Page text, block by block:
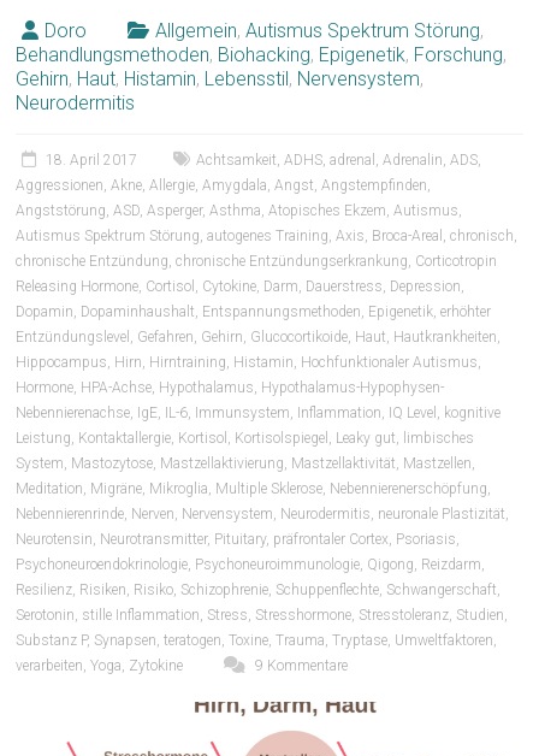
Doro Allgemein,Autismus Spektrum Störung,
Behandlungsmethoden, Biohacking, Epigenetik, Forschung,
Gehirn, Haut, Histamin, Lebensstil, Nervensystem,
Neurodermitis
18. April 2017 Achtsamkeit ,ADHS ,adrenal ,Adrenalin ,ADS
Aggressionen ,Akne ,Allergie ,Amygdala ,Angst ,Angstempfinden
Angststörung ,ASD ,Asperger,Asthma ,Atopisches Ekzem ,Autismus
Autismus Spektrum Störung ,autogenes Training ,Axis Broca-Areal ,chronisch
chronische Entzündung ,chronische Entzündungserkrankung Corticotropin
Releasing Hormone Cortisol Cytokine Darm Dauerstress Depression
Dopamin Dopaminhaushalt Entspannungsmethoden Epigenetik ,erhöhter
Entzündungslevel
Gefahren Gehirn Glucocortikoide Haut Hautkrankheiten
Hippocampus Hirn Hirntraining Histamin Hochfunktionaler Autismus
Hormone HPA-Achse Hypothalamus Hypothalamus-Hypophysen-
Nebennierenachse IgE IL-6 Immunsystem Inflammation IQ Level
kognitive
Leistung Kontaktallergie Kortisol Kortisolspiegel Leaky gut
limbisches
System Mastozytose Mastzellaktivierung Mastzellaktivität Mastzellen
Meditation Migräne Mikroglia Multiple Sklerose Nebennierenerschöpfung
Nebennierenrinde Nerven Nervensystem Neurodermitis neuronale Plastizität
Neurotensin Neurotransmitter, Pituitary, präfrontaler Cortex Psoriasis
Psychoneuroendokrinologie Psychoneuroimmunologie Qigong Reizdarm
Resilienz Risiken Risiko Schizophrenie Schuppenflechte Schwangerschaft
Serotonin stille Inflammation Stress Stresshormone Stresstoleranz Studien
Substanz P, Synapsen ,teratogen ,Toxine ,Trauma ,Tryptase Umweltfaktoren
verarbeiten ,Yoga Zytokine 9 Kommentare